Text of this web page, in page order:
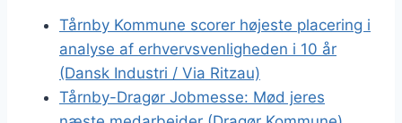
Tårnby Kommune scorer højeste placering i
analyse af erhvervsvenligheden i 10 år
(Dansk Industri / Via Ritzau)
Tårnby-Dragør Jobmesse: Mød jeres